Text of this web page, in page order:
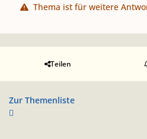
Thema ist für weitere
Teilen
Zur Themenliste